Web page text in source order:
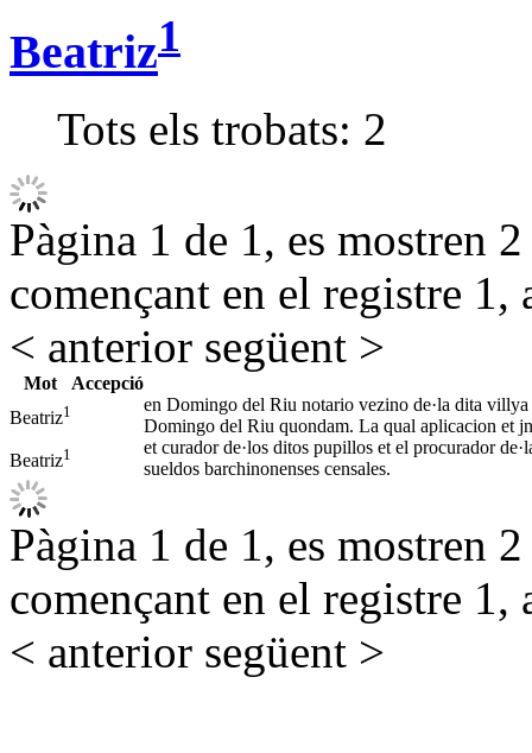
Beatriz1
Tots els trobats: 2
Pàgina 1 de 1, es mostren
començant en el registre 1,
< anterior següent >
Mot
Accepció
Beatriz1
en Domingo del Riu notario vezino de·la dita
Domingo del Riu quondam. La qual aplicacion et
Beatriz1
et curador de·los ditos pupillos et el procurador
sueldos barchinonenses censales.
Pàgina 1 de 1, es mostren
començant en el registre 1,
< anterior següent >